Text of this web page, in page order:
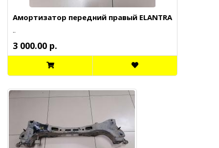
Амортизатор передний правый ELANTRA
..
3 000.00 р.